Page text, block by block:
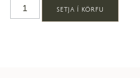
SETJA Í KÖRFU